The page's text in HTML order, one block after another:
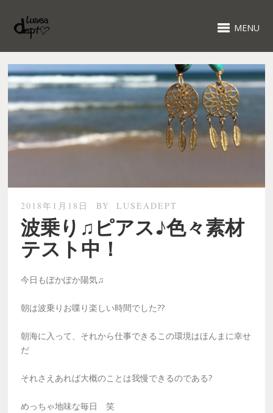
MENU
2018年1月18日 BY LUSEADEPT
波乗り♫ピアス♪色々素材
テスト中！
今日もぽかぽか陽気♫
朝は波乗りお喋り楽しい時間でした??
朝海に入って、それから仕事できるこの環境はほんまに幸せ
だ
それさえあれば大概のことは我慢できるのである?
めっちゃ地味な毎日 笑